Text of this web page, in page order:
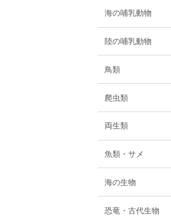
海の哺乳動物
陸の哺乳動物
鳥類
爬虫類
両生類
魚類・サメ
海の生物
恐竜・古代生物